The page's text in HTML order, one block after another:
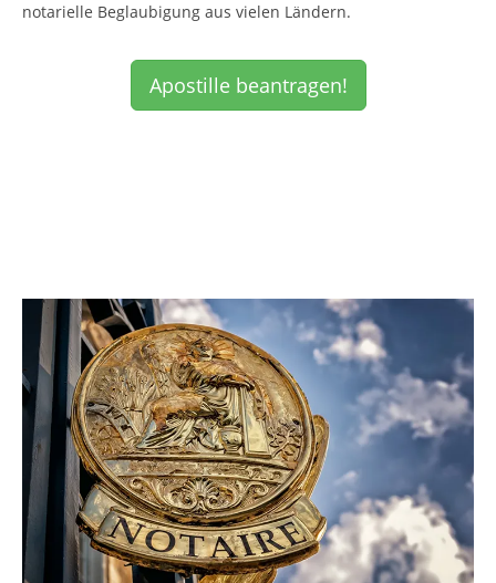
notarielle Beglaubigung aus vielen Ländern.
Apostille beantragen!